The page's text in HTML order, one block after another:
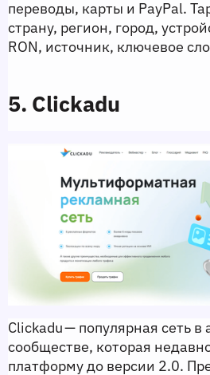
переводы, карты и PayPal.
страну, регион, город,
RON, источник, ключевое
5. Clickadu
Clickadu — популярная сеть
сообществе, которая
платформу до версии 2.0.